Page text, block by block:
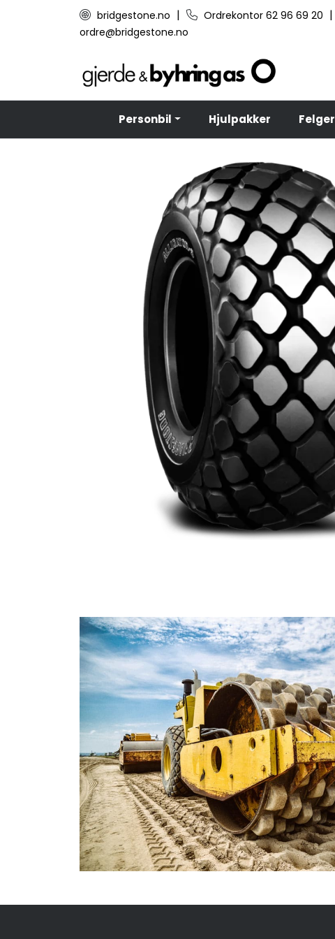
Skip to main contentbridgestone.no | Ordrekontor 62 96 69 20 |
ordre@bridgestone.no
Personbil Hjulpakker Felger